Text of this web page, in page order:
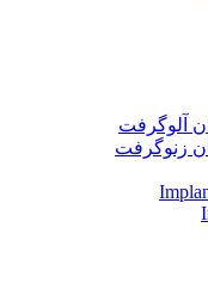
آلوگرفت
زنوگرفت